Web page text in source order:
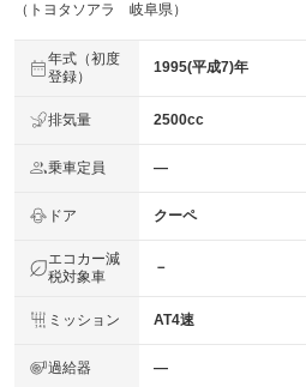
（トヨタソアラ 岐阜県）
年式（初度
登録）
1995(平成7)年
排気量 2500cc
乗車定員 ―
ドア クーペ
エコカー減
税対象車
－
ミッション AT4速
過給器 ―